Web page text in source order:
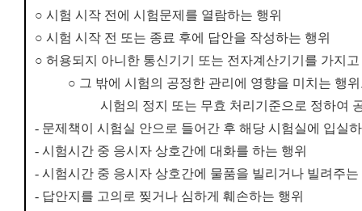
○시험 시작 전에 시험문제를 열람하는 행위
○시험 시작 전 또는 종료 후에 답안을 작성하는 행위
○허용되지 아니한 통신기기 또는 전자계산기기를 가지
○ 그 밖에 시험의 공정한 관리에 영향을 미치는 행
시험의 정지 또는 무효 처리기준으로 정하여
- 문제책이 시험실 안으로 들어간 후 해당 시험실에 입실
-시험시간 중 응시자 상호간에 대화를 하는 행위
-시험시간 중 응시자 상호간에 물품을 빌리거나 빌려주는
- 답안지를 고의로 찢거나 심하게 훼손하는 행위